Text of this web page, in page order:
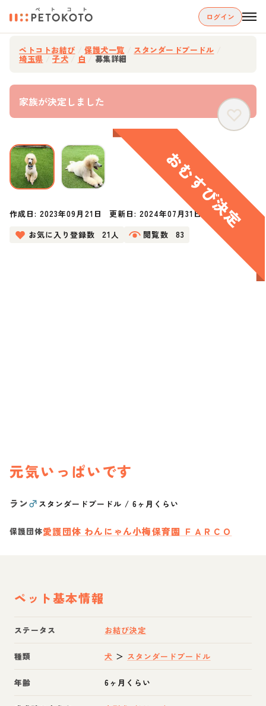
ログイン
ペトコトお結び 保護犬一覧 スタンダードプードル
埼玉県 子犬 白 募集詳細
家族が決定しました
作成日:2023年09月21日 更新日: 2024年07月31日
お気に入り登録数
21人 閲覧数 83
元気いっぱいです
ラン♂ スタンダードプードル /6ヶ月くらい
保護団体愛護団体 わんにゃん小梅保育園 ＦＡＲＣＯ
ペット基本情報
ステータス お結び決定
種類 犬 ＞ スタンダードプードル
年齢 6ヶ月くらい